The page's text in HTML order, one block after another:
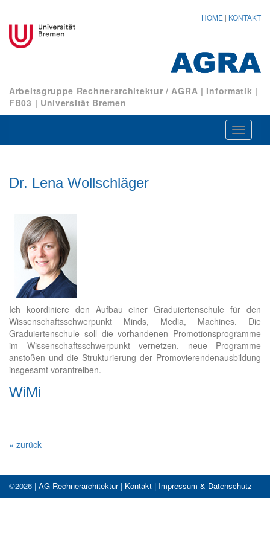
HOME | KONTAKT
Arbeitsgruppe Rechnerarchitektur / AGRA | Informatik |
FB03 | Universität Bremen
ein-/
Dr. Lena Wollschläger
Ich koordiniere den Aufbau einer Graduiertenschule für den
Wissenschaftsschwerpunkt Minds, Media, Machines. Die
Graduiertenschule soll die vorhandenen Promotionsprogramme
im Wissenschaftsschwerpunkt vernetzen, neue Programme
anstoßen und die Strukturierung der Promovierendenausbildung
insgesamt vorantreiben.
WiMi
« zurück
©2026 | AG Rechnerarchitektur| Kontakt | Impressum & Datenschutz